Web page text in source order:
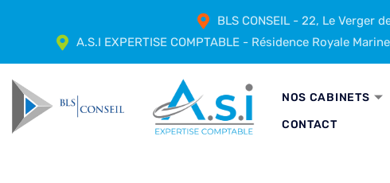
BLS CONSEIL - 22, Le Verger
A.S.I EXPERTISE COMPTABLE - Résidence Royale
NOS CABINETS
CONTACT